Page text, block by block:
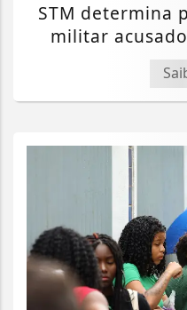
STM determina
militar